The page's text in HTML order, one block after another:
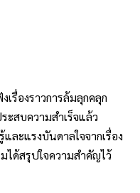
เรื่องราวการล้มลุกคลุก
ะสบความสำเร็จแล้ว
ะแรงบันดาลใจจากเรื่อง
ได้สรุปใจความสำคัญไว้